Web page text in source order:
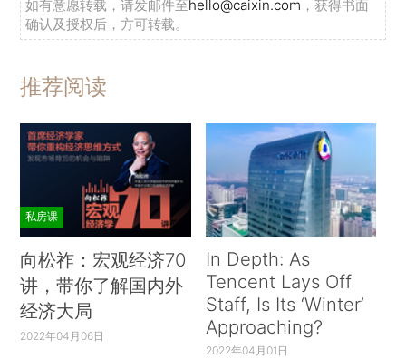
如有意愿转载，请发邮件至hello@caixin.com ，获得书面
确认及授权后，方可转载。
推荐阅读
私房课
向松祚：宏观经济70
讲，带你了解国内外
经济大局
2022年04月06日
In Depth: As
Tencent Lays Off
Staff, Is Its ‘Winter’
Approaching?
2022年04月01日